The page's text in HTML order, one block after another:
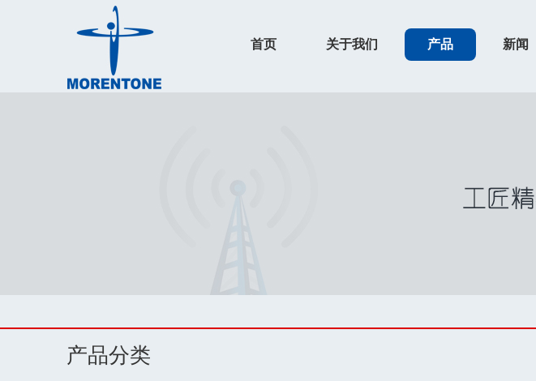
首页 关于我们 产品 新闻
产品分类